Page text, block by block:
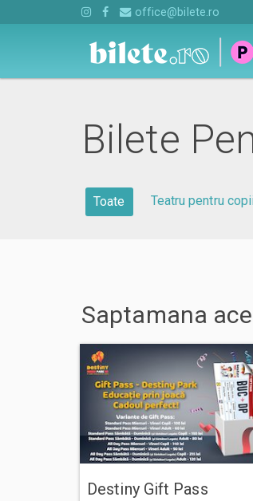
office@bilete.ro
Bilete
Toate Teatru pentru
Saptamana
Destiny Gift Pass